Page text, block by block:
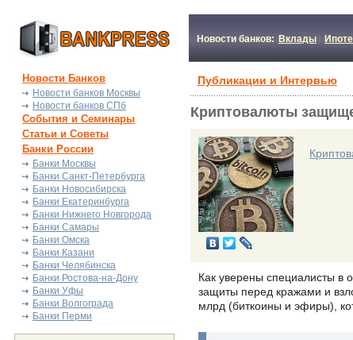
Новости банков: Вклады
Новости Банков
Новости банков Москвы
Новости банков СПб
События и Семинары
Статьи и Советы
Банки России
Банки Москвы
Банки Санкт-Петербурга
Банки Новосибирска
Банки Екатеринбурга
Банки Нижнего Новгорода
Банки Самары
Банки Омска
Банки Казани
Банки Челябинска
Банки Ростова-на-Дону
Банки Уфы
Банки Волгограда
Банки Перми
Публикации и Интервью
Криптовалюты
Как уверены специалисты в
защиты перед кражами и
млрд (биткоины и эфиры),